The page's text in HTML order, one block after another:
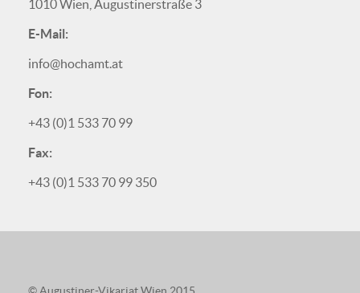
1010 Wien, Augustinerstraße 3
E-Mail:
info@hochamt.at
Fon:
+43 (0)1 533 70 99
Fax:
+43 (0)1 533 70 99 350